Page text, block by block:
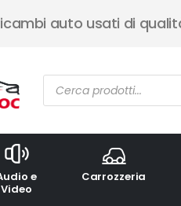
auto usati di
Ricerca
prodotti
e
Video
Carrozzeria